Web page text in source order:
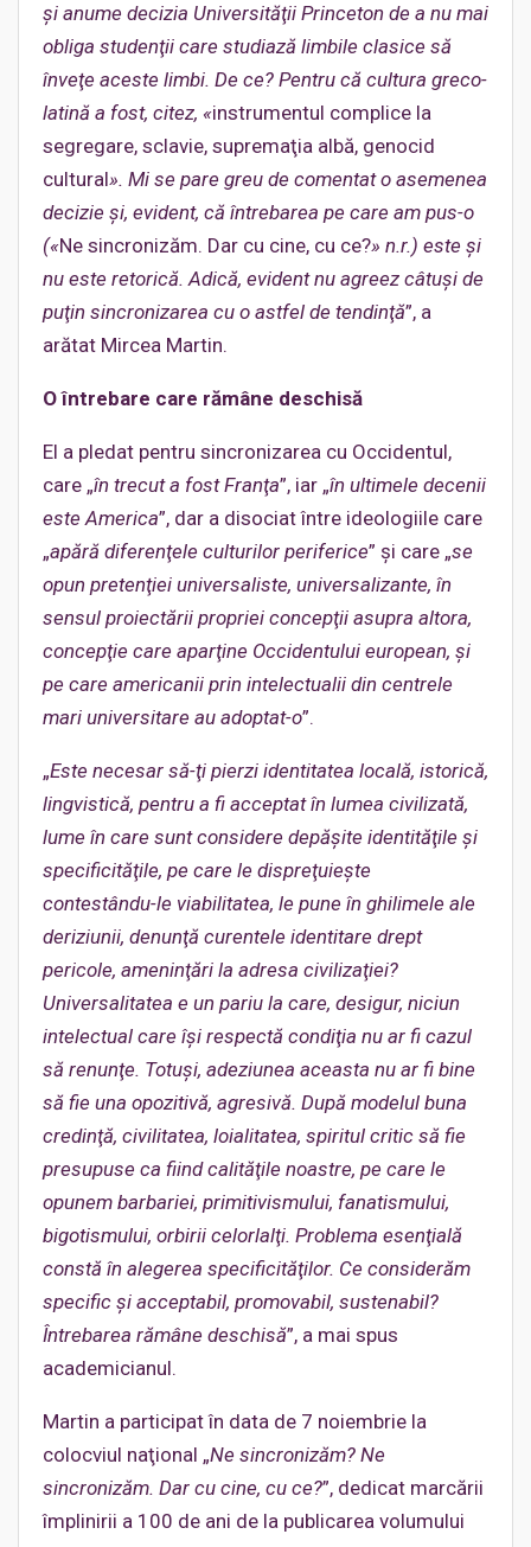
şi anume decizia Universităţii Princeton de a nu mai
obliga studenţii care studiază limbile clasice să
înveţe aceste limbi. De ce? Pentru că cultura greco-
latină a fost, citez, «instrumentul complice la
segregare, sclavie, supremaţia albă, genocid
cultural». Mi se pare greu de comentat o asemenea
decizie şi, evident, că întrebarea pe care am pus-o
(«Ne sincronizăm. Dar cu cine, cu ce?» n.r.) este şi
nu este retorică. Adică, evident nu agreez câtuşi de
puţin sincronizarea cu o astfel de tendinţă”, a
arătat Mircea Martin.
O întrebare care rămâne deschisă
El a pledat pentru sincronizarea cu Occidentul,
care „în trecut a fost Franţa”, iar „în ultimele decenii
este America”, dar a disociat între ideologiile care
„apără diferenţele culturilor periferice” şi care „se
opun pretenţiei universaliste, universalizante, în
sensul proiectării propriei concepţii asupra altora,
concepţie care aparţine Occidentului european, şi
pe care americanii prin intelectualii din centrele
mari universitare au adoptat-o”.
„Este necesar să-ţi pierzi identitatea locală, istorică,
lingvistică, pentru a fi acceptat în lumea civilizată,
lume în care sunt considere depăşite identităţile şi
specificităţile, pe care le dispreţuieşte
contestându-le viabilitatea, le pune în ghilimele ale
deriziunii, denunţă curentele identitare drept
pericole, ameninţări la adresa civilizaţiei?
Universalitatea e un pariu la care, desigur, niciun
intelectual care îşi respectă condiţia nu ar fi cazul
să renunţe. Totuşi, adeziunea aceasta nu ar fi bine
să fie una opozitivă, agresivă. După modelul buna
credinţă, civilitatea, loialitatea, spiritul critic să fie
presupuse ca fiind calităţile noastre, pe care le
opunem barbariei, primitivismului, fanatismului,
bigotismului, orbirii celorlalţi. Problema esenţială
constă în alegerea specificităţilor. Ce considerăm
specific şi acceptabil, promovabil, sustenabil?
Întrebarea rămâne deschisă”, a mai spus
academicianul.
Martin a participat în data de 7 noiembrie la
colocviul naţional „Ne sincronizăm? Ne
sincronizăm. Dar cu cine, cu ce?”, dedicat marcării
împlinirii a 100 de ani de la publicarea volumului